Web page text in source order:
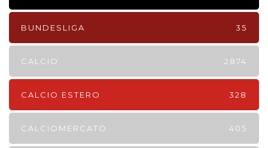
BUNDESLIGA 35
CALCIO 2874
CALCIO ESTERO 328
CALCIOMERCATO 405